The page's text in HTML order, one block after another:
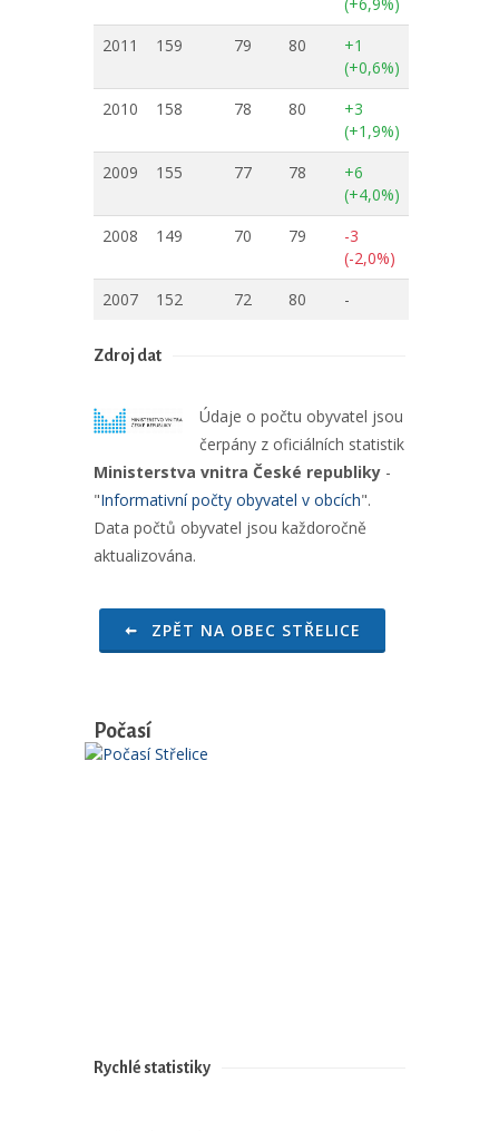
2011
159 79 80
+1
(+0,6%)
2010
158 78 80
+3
(+1,9%)
2009
155 77 78
+6
(+4,0%)
2008
149 70 79
-3
(-2,0%)
2007
152 72 80 -
Zdroj dat
Údaje o počtu obyvatel jsou
čerpány z oficiálních statistik
Ministerstva vnitra České republiky -
"Informativní počty obyvatel v obcích".
Data počtů obyvatel jsou každoročně
aktualizována.
ZPĚT NA OBEC STŘELICE
Počasí
Rychlé statistiky